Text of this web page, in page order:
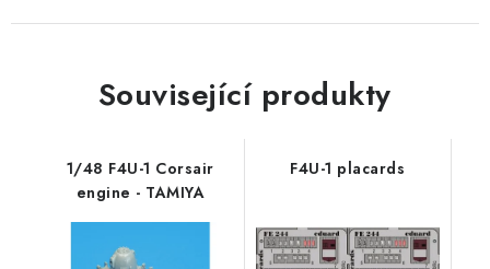
Související produkty
1/48 F4U-1 Corsair
engine - TAMIYA
F4U-1 placards